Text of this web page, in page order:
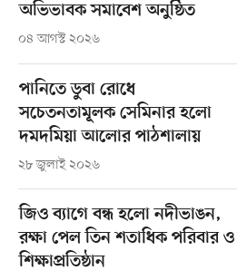
অভিভাবক সমাবেশ অনুষ্ঠিত
০৪ আগস্ট ২০২৬
পানিতে ডুবা রোধে
সচেতনতামূলক সেমিনার হলো
দমদমিয়া আলোর পাঠশালায়
২৮ জুলাই ২০২৬
জিও ব্যাগে বন্ধ হলো নদীভাঙন,
রক্ষা পেল তিন শতাধিক পরিবার ও
শিক্ষাপ্রতিষ্ঠান